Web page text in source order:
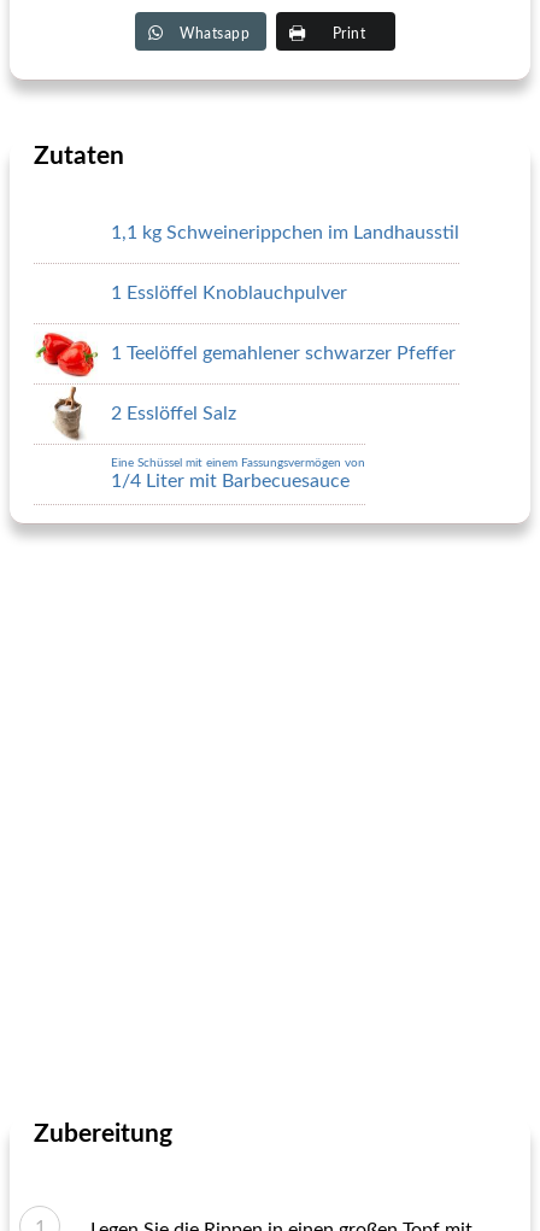
Whatsapp Print
Zutaten
1,1 kg Schweinerippchen im Landhausstil
1 Esslöffel Knoblauchpulver
1 Teelöffel gemahlener schwarzer Pfeffer
2 Esslöffel Salz
Eine Schüssel mit einem Fassungsvermögen von
1/4 Liter mit Barbecuesauce
Zubereitung